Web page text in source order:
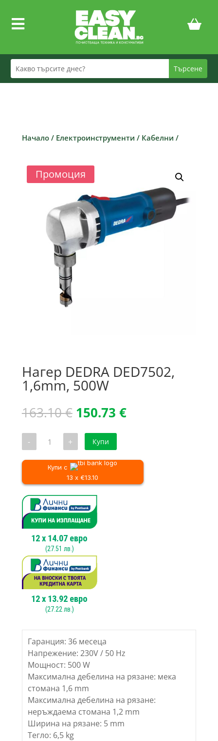

Начало/ Електроинструменти / Кабелни /
Промоция
Нагер DEDRA DED7502,
1,6mm, 500W
163.10€ Original
was:
163.10 €.
150.73 €Текущата
- количество
DEDRA
DED7502,
500W
+ Купи
Купи с
13 x €13.10
12x 14.07 евро
(27.51 лв.)
12x 13.92 евро
(27.22 лв.)
Гаранция: 36 месеца
Напрежение: 230V / 50 Hz
Мощност: 500 W
Максимална дебелина на рязане: мека
стомана 1,6 mm
Максимална дебелина на рязане:
неръждаема стомана 1,2 mm
Ширина на рязане: 5 mm
Тегло: 6,5 kg